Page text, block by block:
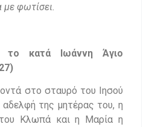
φωτίσει.
το κατά Ιωάννη Άγιο
στο σταυρό του Ιησού
αδελφή της μητέρας του, η
Κλωπά και η Μαρία η